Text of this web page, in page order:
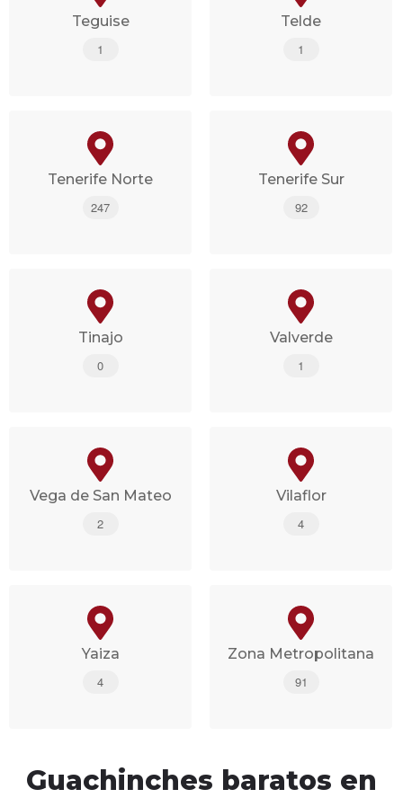
Teguise
1
Telde
1
Tenerife Norte
247
Tenerife Sur
92
Tinajo
0
Valverde
1
Vega de San Mateo
2
Vilaflor
4
Yaiza
4
Zona Metropolitana
91
Guachinches baratos en